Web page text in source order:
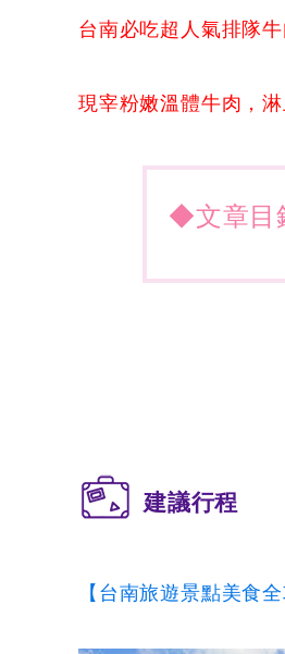
台南必吃超人氣排隊
現宰粉嫩溫體牛肉，
◆文章
建議行程
【台南旅遊景點美食